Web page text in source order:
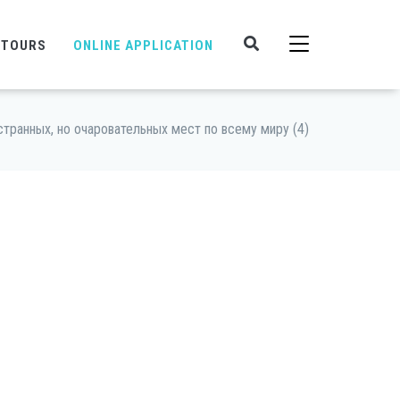
ONLINE APPLICATION
но очаровательных мест по всему миру (4)